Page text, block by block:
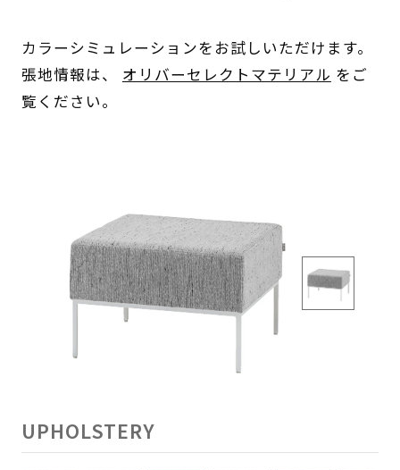
カラーシミュレーションをお試しいただけます。
張地情報は、 オリバーセレクトマテリアル をご
覧ください。
UPHOLSTERY